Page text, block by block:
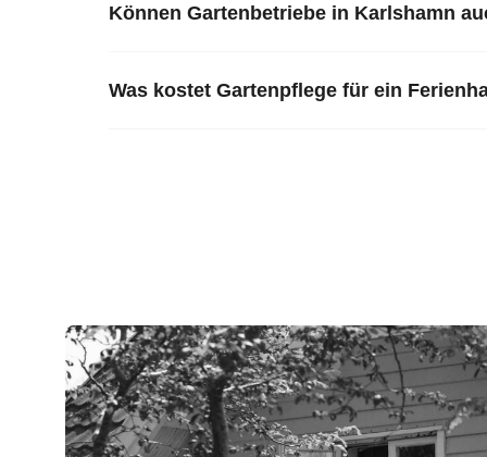
Können Gartenbetriebe in Karlshamn
Was kostet Gartenpflege für ein